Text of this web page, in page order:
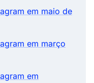
em maio de
em março
em